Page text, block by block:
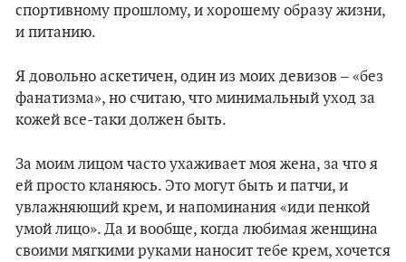
спортивному прошлому, и хорошему образу жизни,
и питанию.
Я довольно аскетичен, один из моих девизов – «без
фанатизма», но считаю, что минимальный уход за
кожей все-таки должен быть.
За моим лицом часто ухаживает моя жена, за что я
ей просто кланяюсь. Это могут быть и патчи, и
увлажняющий крем, и напоминания «иди пенкой
умой лицо». Да и вообще, когда любимая женщина
своими мягкими руками наносит тебе крем, хочется